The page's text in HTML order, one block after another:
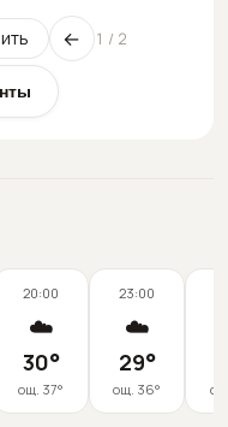
← 1 / 2
20:00
☁️
30°
ощ. 37°
23:00
☁️
29°
ощ. 36°